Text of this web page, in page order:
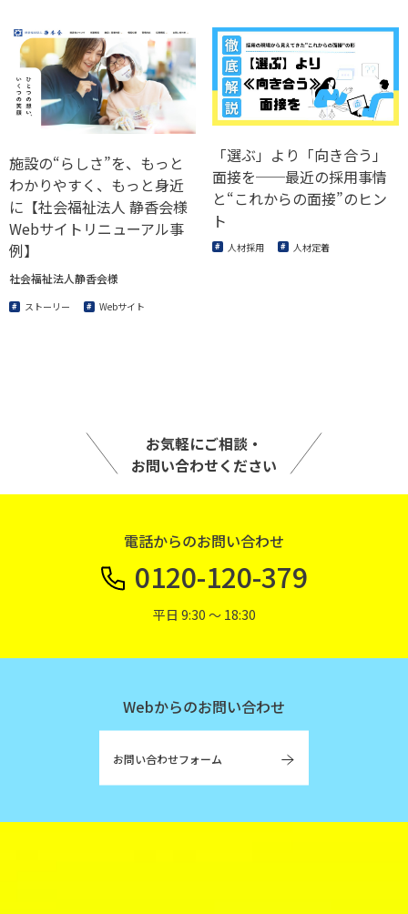
施設の“らしさ”を、もっと
わかりやすく、もっと身近
に【社会福祉法人 静香会様
Webサイトリニューアル事
例】
社会福祉法人静香会様
ストーリー Webサイト
「選ぶ」より「向き合う」
面接を──最近の採用事情
と“これからの面接”のヒン
ト
人材採用 人材定着
お気軽にご相談・
お問い合わせください
電話からのお問い合わせ
0120-120-379
平日 9:30 〜 18:30
Webからのお問い合わせ
お問い合わせフォーム